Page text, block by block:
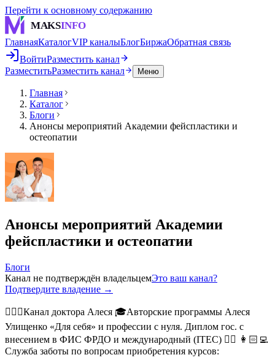
Перейти к основному содержанию
MAKSINFO
ГлавнаяКаталогVIP каналыБлогБиржаОбратная связь
ВойтиРазместить канал
РазместитьРазместить канал Меню
Главная
Каталог
Блоги
Анонсы мероприятий Академии фейспластики и
остеопатии
Анонсы мероприятий Академии
фейспластики и остеопатии
Блоги
Канал не подтверждён владельцемЭто ваш канал?
Подтвердите владение →
🧑🏻‍⚕️Канал доктора Алеся 🎓Авторские программы Алеся
Улищенко «Для себя» и профессии с нуля. Диплом гос. с
внесением в ФИС ФРДО и международный (ITEC) 👉🏻 👩🏻‍💻
Служба заботы по вопросам приобретения курсов: